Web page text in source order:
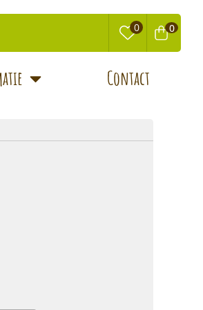
0 0
Contact